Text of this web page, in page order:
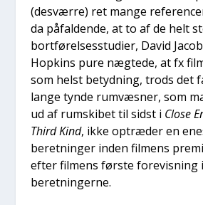
(desvær­re) ret man­ge
da påfal­den­de, at to af de helt
bort­fø­rel­ses­stu­di­er, David
Hopkins pure næg­te­de, at fx
som helst betyd­ning, trods det
lan­ge tyn­de rumvæs­ner, som
ud af rum­ski­bet til sidst i Clo­se
Third Kind, ikke optræ­der en
beret­nin­ger inden fil­mens
efter fil­mens før­ste fore­vis­ning
beret­nin­ger­ne.